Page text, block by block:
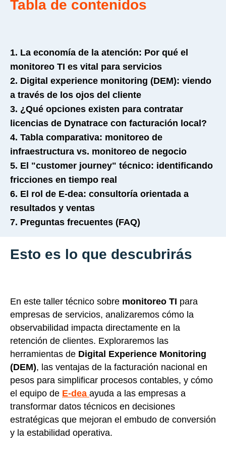
Tabla de contenidos
1. La economía de la atención: Por qué el
monitoreo TI es vital para servicios
2. Digital experience monitoring (DEM): viendo
a través de los ojos del cliente
3. ¿Qué opciones existen para contratar
licencias de Dynatrace con facturación local?
4. Tabla comparativa: monitoreo de
infraestructura vs. monitoreo de negocio
5. El "customer journey" técnico: identificando
fricciones en tiempo real
6. El rol de E-dea: consultoría orientada a
resultados y ventas
7. Preguntas frecuentes (FAQ)
Esto es lo que descubrirás
En este taller técnico sobre monitoreo TI para
empresas de servicios, analizaremos cómo la
observabilidad impacta directamente en la
retención de clientes. Exploraremos las
herramientas de Digital Experience Monitoring
(DEM), las ventajas de la facturación nacional en
pesos para simplificar procesos contables, y cómo
el equipo de E-dea ayuda a las empresas a
transformar datos técnicos en decisiones
estratégicas que mejoran el embudo de conversión
y la estabilidad operativa.